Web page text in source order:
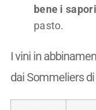
bene i
pasto.
I vini in
dai Sommeliers di